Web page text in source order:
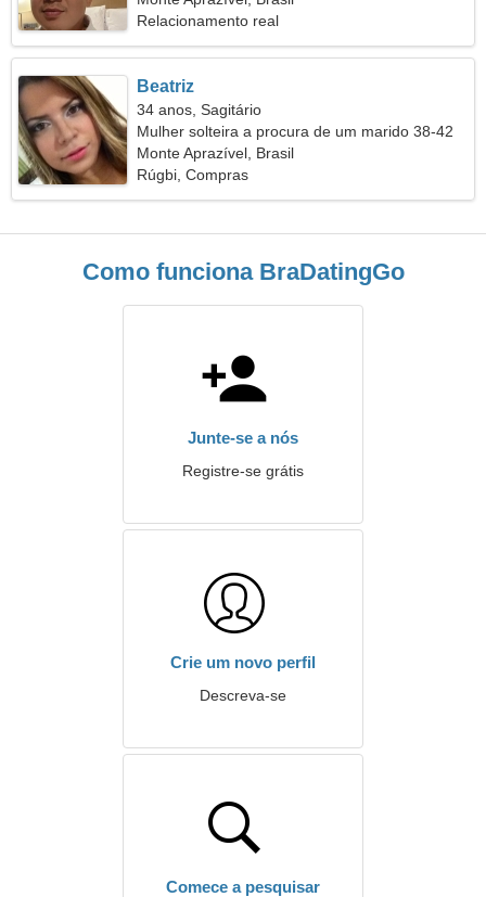
Relacionamento real
Beatriz
34 anos, Sagitário
Mulher solteira a procura de um marido 38-42
Monte Aprazível, Brasil
Rúgbi, Compras
Como funciona BraDatingGo
Junte-se a nós
Registre-se grátis
Crie um novo perfil
Descreva-se
Comece a pesquisar